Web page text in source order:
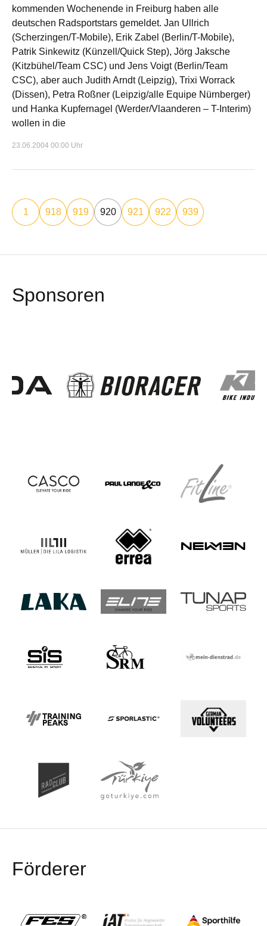
kommenden Wochenende in Freiburg haben alle
deutschen Radsportstars gemeldet. Jan Ullrich
(Scherzingen/T-Mobile), Erik Zabel (Berlin/T-Mobile),
Patrik Sinkewitz (Künzell/Quick Step), Jörg Jaksche
(Kitzbühel/Team CSC) und Jens Voigt (Berlin/Team
CSC), aber auch Judith Arndt (Leipzig), Trixi Worrack
(Dissen), Petra Roßner (Leipzig/alle Equipe Nürnberger)
und Hanka Kupfernagel (Werder/Vlaanderen – T-Interim)
wollen in die
23.06.2004 00:00 Uhr
1 918 919 920 921 922 939
Sponsoren
Förderer